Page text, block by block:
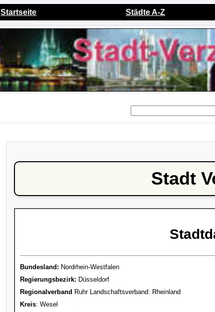
Startseite Städte A-Z
Stadt
Bundesland: Nordrhein-Westfalen
Regierungsbezirk: Düsseldorf
Regionalverband Ruhr Landschaftsverband: Rheinland
Kreis: Wesel